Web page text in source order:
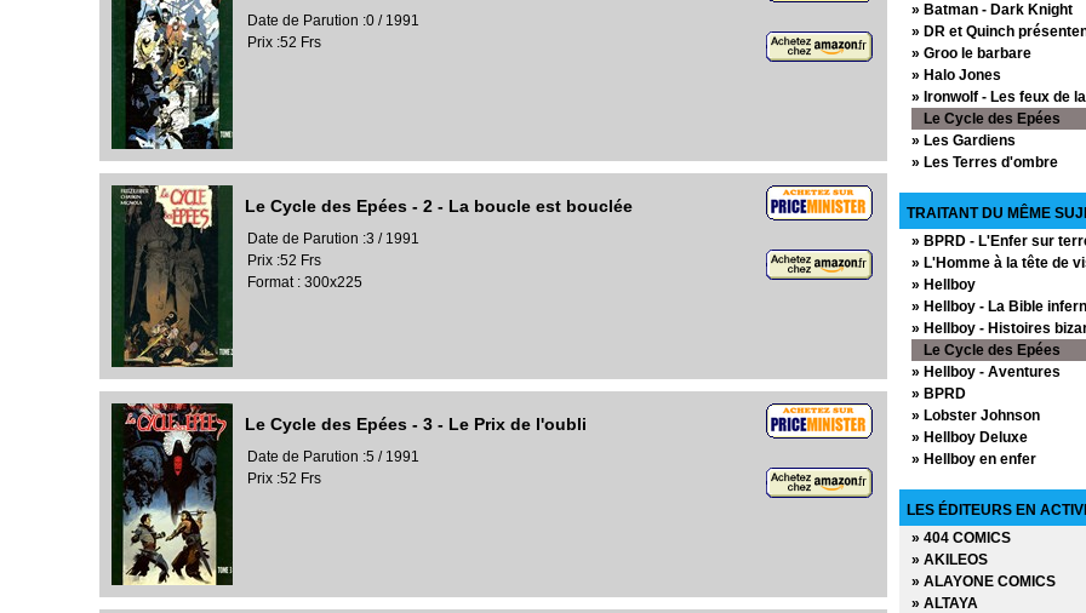
Date de Parution :0 / 1991
Prix :52 Frs
Le Cycle des Epées - 2 - La boucle est bouclée
Date de Parution :3 / 1991
Prix :52 Frs
Format : 300x225
Le Cycle des Epées - 3 - Le Prix de l'oubli
Date de Parution :5 / 1991
Prix :52 Frs
» Batman - Dark Knight
» DR et Quinch
» Groo le barbare
» Halo Jones
» Ironwolf - Les feux de
Le Cycle des Epées
» Les Gardiens
» Les Terres d'ombre
» Little Nemo
» Marshall Law
» Night Raven
» Orchidée noire
» Petits Meurtres
» Predator
» Prince Vaillant
» Ronin
» Science Fiction
» Shadowslayer
» Slaine
» Terminator
» Terminator - Objectif
» Terminator 2 - Le
» Terry et les pirates
» V pour vendetta
» Violent Cases
TRAITANT DU MÊME
» BPRD - L'Enfer sur
» L'Homme à la tête de
» Hellboy
» Hellboy - La Bible
» Hellboy - Histoires
Le Cycle des Epées
» Hellboy - Aventures
» BPRD
» Lobster Johnson
» Hellboy Deluxe
» Hellboy en enfer
» Hellboy les germes de
» BPRD Origines
» Hellboy et BPRD
» Frankenstein
» Abe Sapien
LES ÉDITEURS EN
» 404 COMICS
» AKILEOS
» ALAYONE COMICS
» ALTAYA